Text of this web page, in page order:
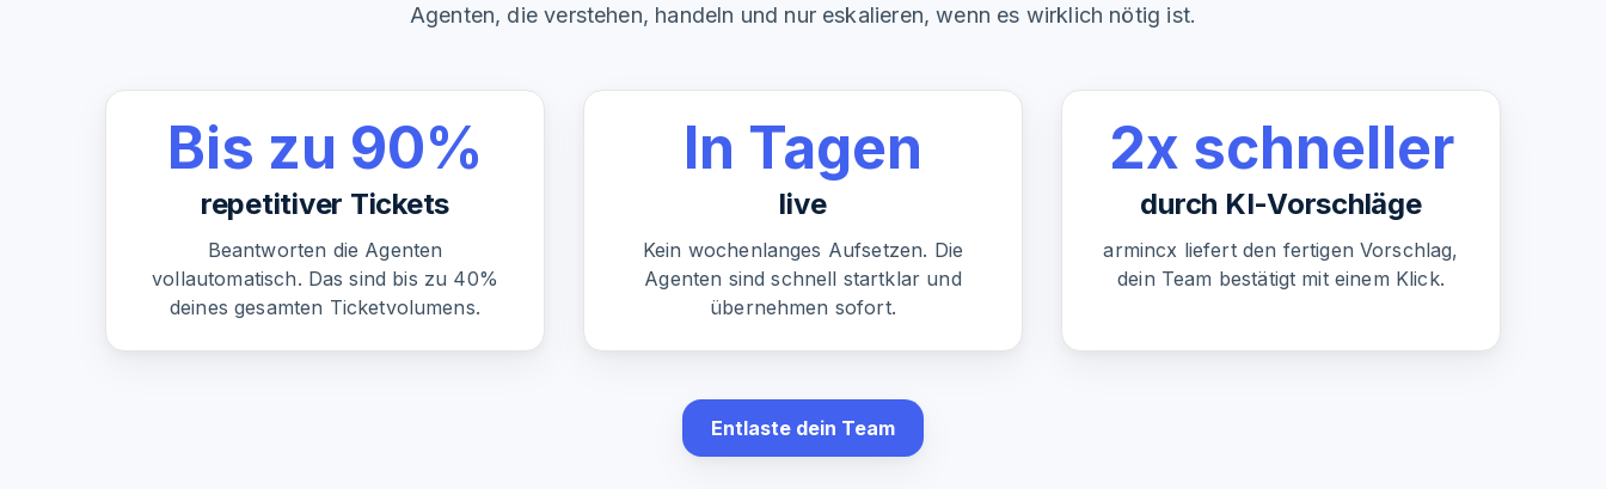
Agenten, die verstehen, handeln und nur eskalieren, wenn es wirklich nötig ist.
Bis zu 90%
repetitiver Tickets
Beantworten die Agenten
vollautomatisch. Das sind bis zu 40%
deines gesamten Ticketvolumens.
In Tagen
live
Kein wochenlanges Aufsetzen. Die
Agenten sind schnell startklar und
übernehmen sofort.
2x schneller
durch KI-Vorschläge
armincx liefert den fertigen Vorschlag,
dein Team bestätigt mit einem Klick.
Entlaste dein Team